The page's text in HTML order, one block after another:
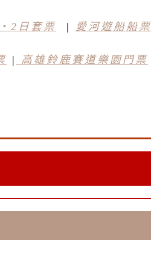
2日套票 | 愛河遊船船票
| 高雄鈴鹿賽道樂園門票